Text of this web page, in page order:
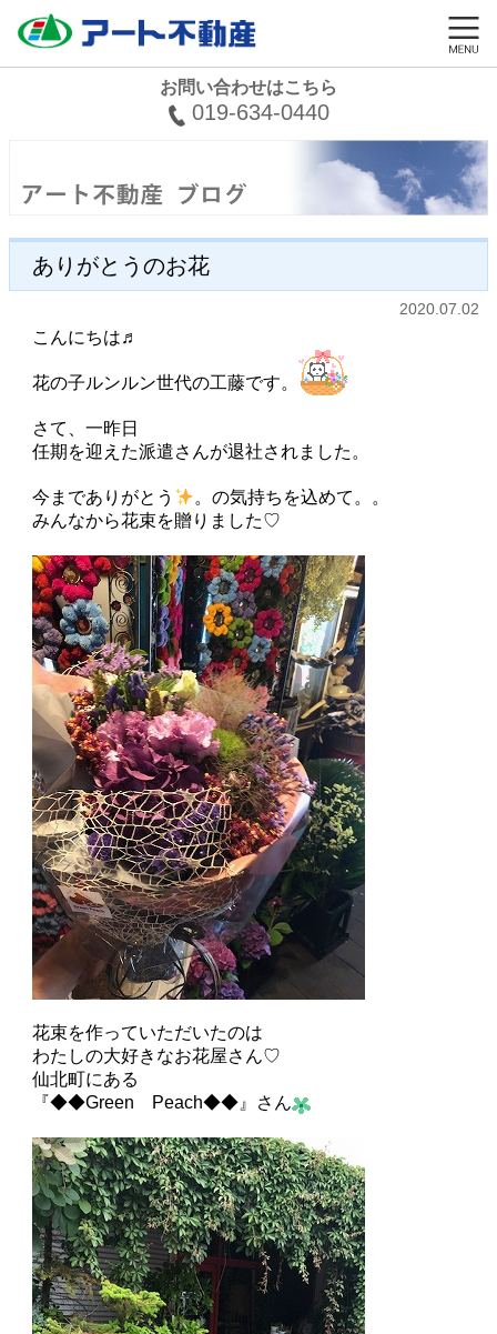
お問い合わせはこちら
019-634-0440
ありがとうのお花
2020.07.02
こんにちは♬
花の子ルンルン世代の工藤です。
さて、一昨日
任期を迎えた派遣さんが退社されました。
今までありがとう
。の気持ちを込めて。。
みんなから花束を贈りました♡
花束を作っていただいたのは
わたしの大好きなお花屋さん♡
仙北町にある
『◆◆Green Peach◆◆』さん